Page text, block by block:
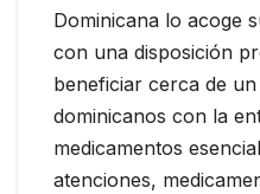
Dominicana lo acoge
con una disposición
beneficiar cerca de
dominicanos con la
medicamentos
atenciones,